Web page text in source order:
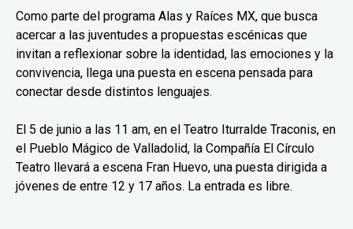
Como parte del programa Alas y Raíces MX, que busca
acercar a las juventudes a propuestas escénicas que
invitan a reflexionar sobre la identidad, las emociones y la
convivencia, llega una puesta en escena pensada para
conectar desde distintos lenguajes.
El 5 de junio a las 11 am, en el Teatro Iturralde Traconis, en
el Pueblo Mágico de Valladolid, la Compañía El Círculo
Teatro llevará a escena Fran Huevo, una puesta dirigida a
jóvenes de entre 12 y 17 años. La entrada es libre.